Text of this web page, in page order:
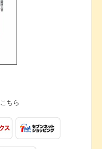
こちら